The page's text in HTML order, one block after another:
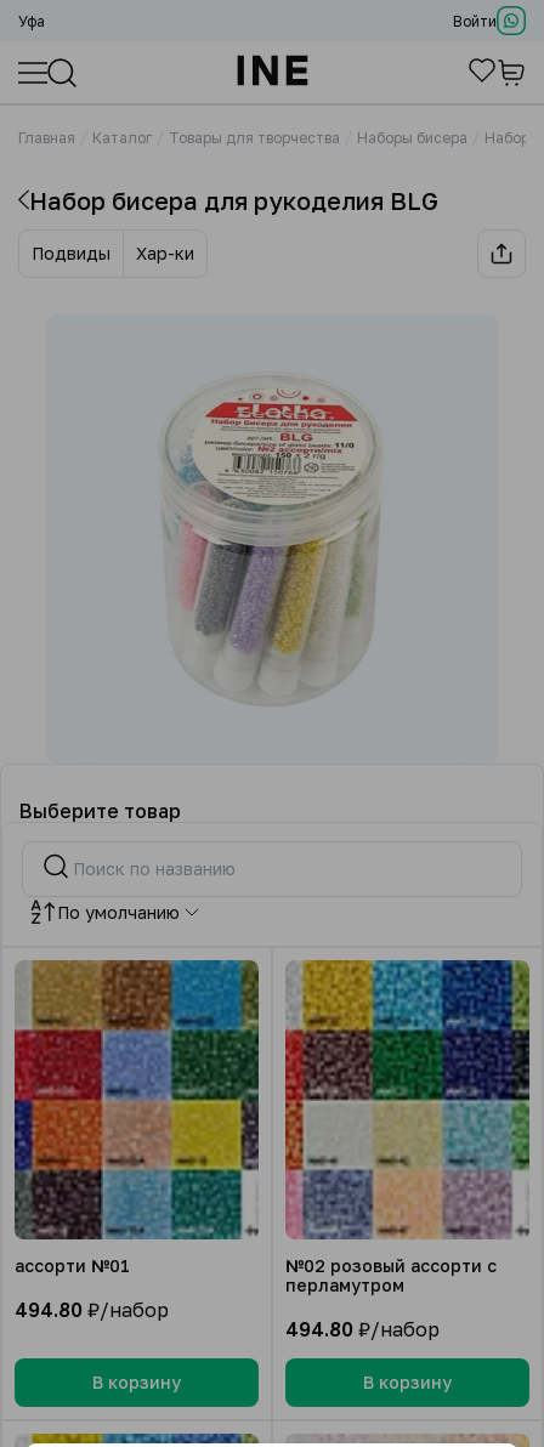
Уфа Войти
Главная Каталог Товары для творчества Наборы бисера Набор
Набор бисера для рукоделия BLG
Подвиды Хар-ки
Выберите товар
По умолчанию
ассорти №01
494.80 ₽/набор
В корзину
№02 розовый ассорти с
перламутром
494.80 ₽/набор
В корзину